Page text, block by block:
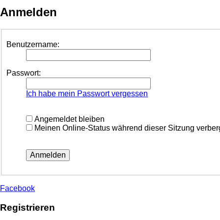
Anmelden
Benutzername:
Passwort:
Ich habe mein Passwort vergessen
Angemeldet bleiben
Meinen Online-Status während dieser Sitzung
Facebook
Registrieren